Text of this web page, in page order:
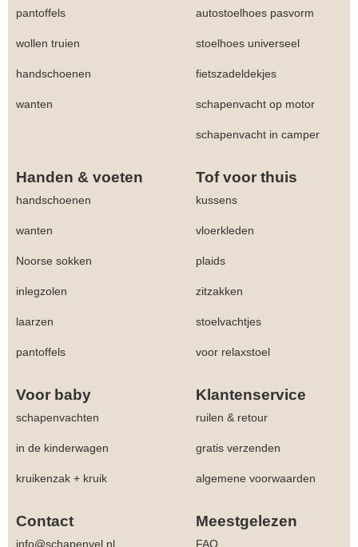
pantoffels autostoelhoes pasvorm
wollen truien stoelhoes universeel
handschoenen fietszadeldekjes
wanten schapenvacht op motor
schapenvacht in camper
Handen & voeten Tof voor thuis
handschoenen kussens
wanten vloerkleden
Noorse sokken plaids
inlegzolen zitzakken
laarzen stoelvachtjes
pantoffels voor relaxstoel
Voor baby Klantenservice
schapenvachten ruilen & retour
in de kinderwagen gratis verzenden
kruikenzak + kruik algemene voorwaarden
Contact Meestgelezen
info@schapenvel.nl FAQ